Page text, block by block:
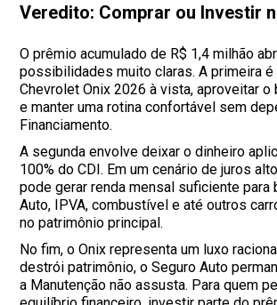
Veredito: Comprar ou Investir
O prêmio acumulado de R$ 1,4 milhão
possibilidades muito claras. A primeira é
Chevrolet Onix 2026 à vista, aproveitar o
e manter uma rotina confortável sem
Financiamento.
A segunda envolve deixar o dinheiro
100% do CDI. Em um cenário de juros
pode gerar renda mensal suficiente para
Auto, IPVA, combustível e até outros
no patrimônio principal.
No fim, o Onix representa um luxo
destrói patrimônio, o Seguro Auto
a Manutenção não assusta. Para quem